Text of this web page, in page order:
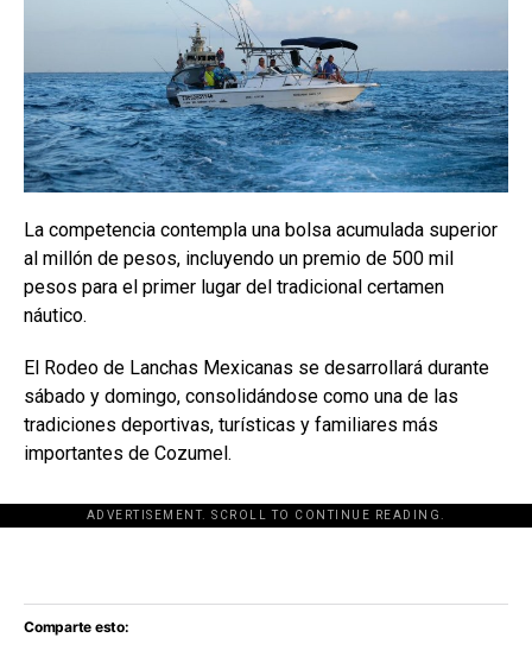
La competencia contempla una bolsa acumulada superior
al millón de pesos, incluyendo un premio de 500 mil
pesos para el primer lugar del tradicional certamen
náutico.
El Rodeo de Lanchas Mexicanas se desarrollará durante
sábado y domingo, consolidándose como una de las
tradiciones deportivas, turísticas y familiares más
importantes de Cozumel.
ADVERTISEMENT. SCROLL TO CONTINUE READING.
[adsforwp id="243463"]
Comparte esto: